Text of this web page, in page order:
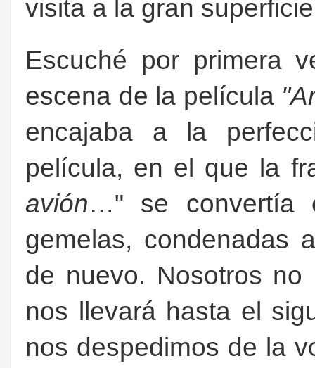
visita a la gran
Escuché por primera
escena de la película
encajaba a la
película, en el que la
avión…" se convertía
gemelas, condenadas
de nuevo. Nosotros
nos llevará hasta el
nos despedimos de la